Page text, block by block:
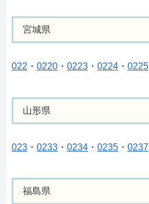
宮城県
022 ・ 0220 ・ 0223 ・ 0224 ・ 0225
山形県
023 ・ 0233 ・ 0234 ・ 0235 ・ 0237
福島県